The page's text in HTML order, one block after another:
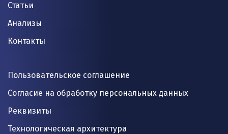
Статьи
Анализы
Контакты
Пользовательское соглашение
Согласие на обработку персональных данных
Реквизиты
Технологическая архитектура